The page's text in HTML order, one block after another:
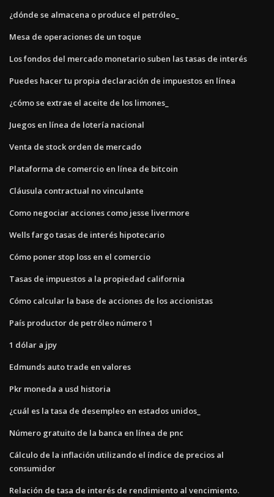
¿dónde se almacena o produce el petróleo_
Mesa de operaciones de un toque
Los fondos del mercado monetario suben las tasas de interés
Puedes hacer tu propia declaración de impuestos en línea
¿cómo se extrae el aceite de los limones_
Juegos en línea de lotería nacional
Venta de stock orden de mercado
Plataforma de comercio en línea de bitcoin
Cláusula contractual no vinculante
Como negociar acciones como jesse livermore
Wells fargo tasas de interés hipotecario
Cómo poner stop loss en el comercio
Tasas de impuestos a la propiedad california
Cómo calcular la base de acciones de los accionistas
País productor de petróleo número 1
1 dólar a jpy
Edmunds auto trade en valores
Pkr moneda a usd historia
¿cuál es la tasa de desempleo en estados unidos_
Número gratuito de la banca en línea de pnc
Cálculo de la inflación utilizando el índice de precios al
consumidor
Relación de tasa de interés de rendimiento al vencimiento.